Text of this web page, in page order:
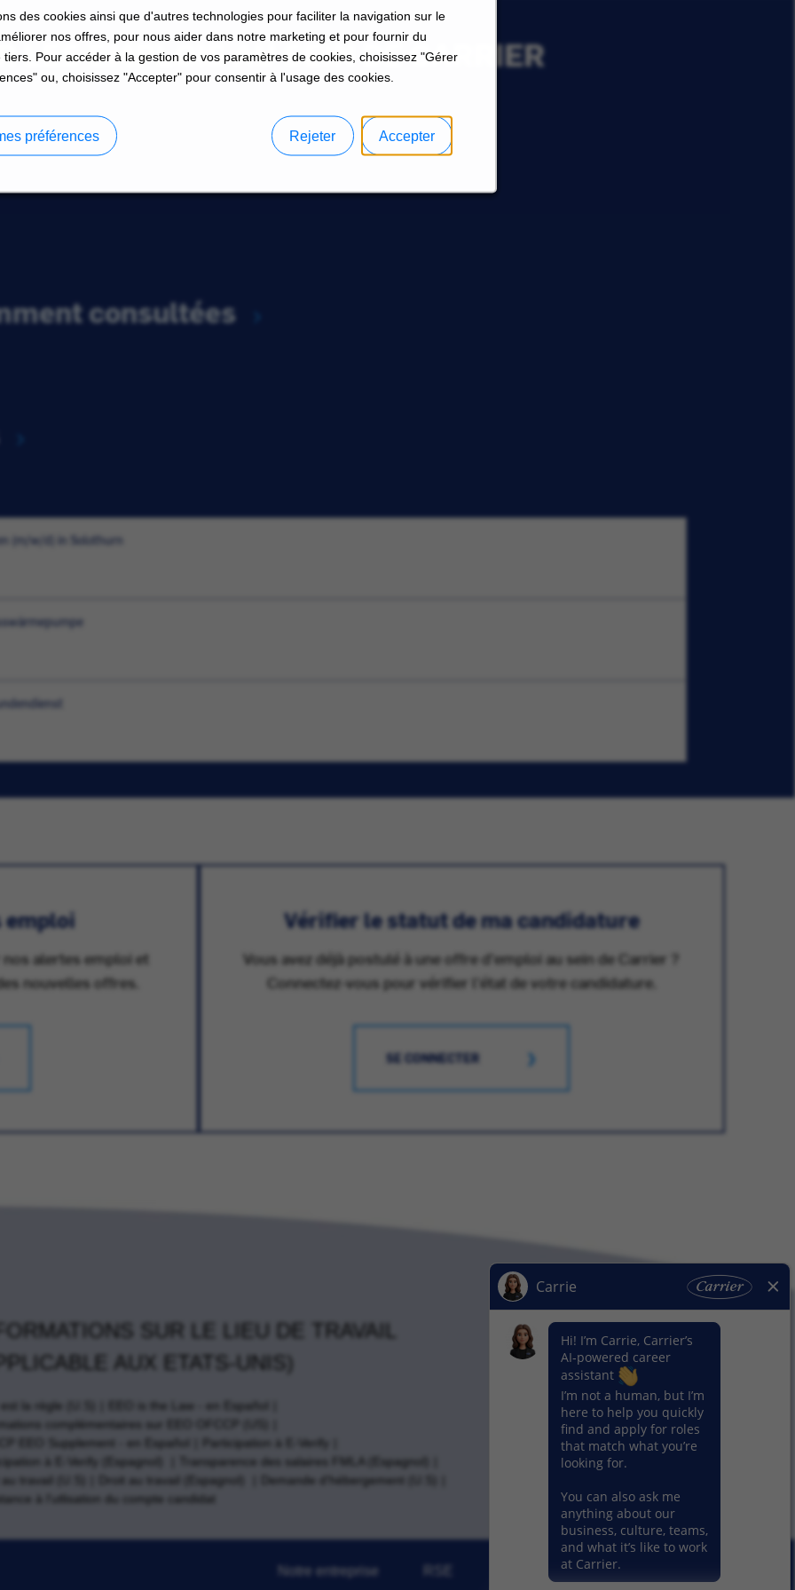
des cookies ainsi que d'autres technologies pour faciliter la navigation sur le
nos offres, pour nous aider dans notre marketing et pour fournir du
tiers. Pour accéder à la gestion de vos paramètres de cookies, choisissez "Gérer
ou, choisissez "Accepter" pour consentir à l'usage des cookies.
Accepter
Rejeter
préférences
LES EMPLOIS AU SEIN DE CARRIER
consultées
(m/w/d) in Solothurn
emploi
alertes emploi et
nouvelles offres.
Vérifier le statut de ma candidature
Vous avez déjà postulé à une offre d'emploi au sein de Carrier ?
Connectez-vous pour vérifier l'état de votre candidature.
SE CONNECTER
SUR LE LIEU DE TRAVAIL
AUX ETATS-UNIS)
la règle (U.S)
EEO is the Law - en Español
complémentaires sur EEO OFCCP (US)
EEO Supplement - en Español
Participation à E-Verify
à E-Verify (Espagnol)
Transparence des salaires FMLA (Espagnol)
travail (U.S)
Droit au travail (Espagnol)
Demande d'hébergement (U.S)
à l'utlisation du compte candidat
Notre entreprise Nos activitiés